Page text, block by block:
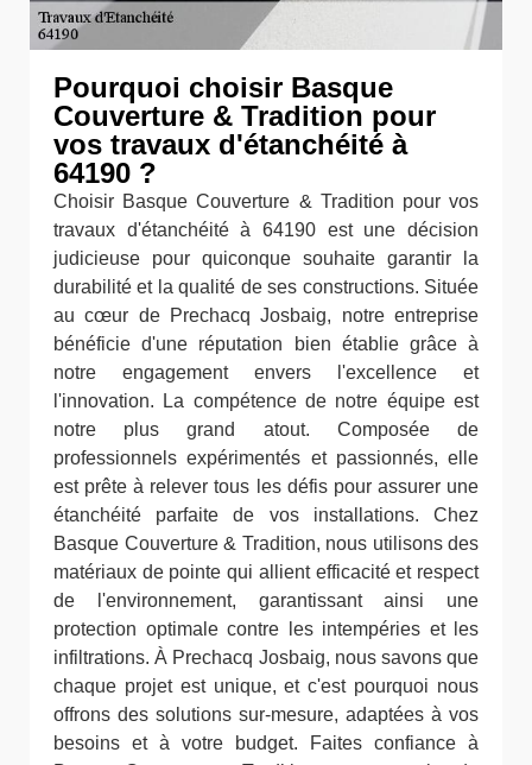
Pourquoi choisir Basque
Couverture & Tradition pour
vos travaux d'étanchéité à
64190 ?
Choisir Basque Couverture & Tradition pour vos
travaux d'étanchéité à 64190 est une décision
judicieuse pour quiconque souhaite garantir la
durabilité et la qualité de ses constructions. Située
au cœur de Prechacq Josbaig, notre entreprise
bénéficie d'une réputation bien établie grâce à
notre engagement envers l'excellence et
l'innovation. La compétence de notre équipe est
notre plus grand atout. Composée de
professionnels expérimentés et passionnés, elle
est prête à relever tous les défis pour assurer une
étanchéité parfaite de vos installations. Chez
Basque Couverture & Tradition, nous utilisons des
matériaux de pointe qui allient efficacité et respect
de l'environnement, garantissant ainsi une
protection optimale contre les intempéries et les
infiltrations. À Prechacq Josbaig, nous savons que
chaque projet est unique, et c'est pourquoi nous
offrons des solutions sur-mesure, adaptées à vos
besoins et à votre budget. Faites confiance à